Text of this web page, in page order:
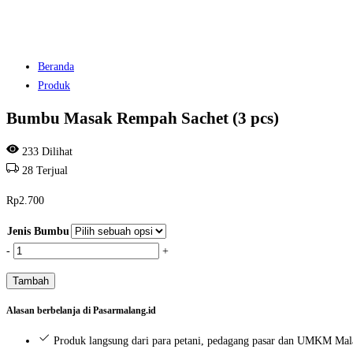
Beranda
Produk
Bumbu Masak Rempah Sachet (3 pcs)
233 Dilihat
28 Terjual
Rp2.700
Jenis Bumbu
- Kuantitas
Masak
Rempah
+
Tambah
Alasan berbelanja di Pasarmalang.id
Produk langsung dari para petani, pedagang pasar dan UMKM